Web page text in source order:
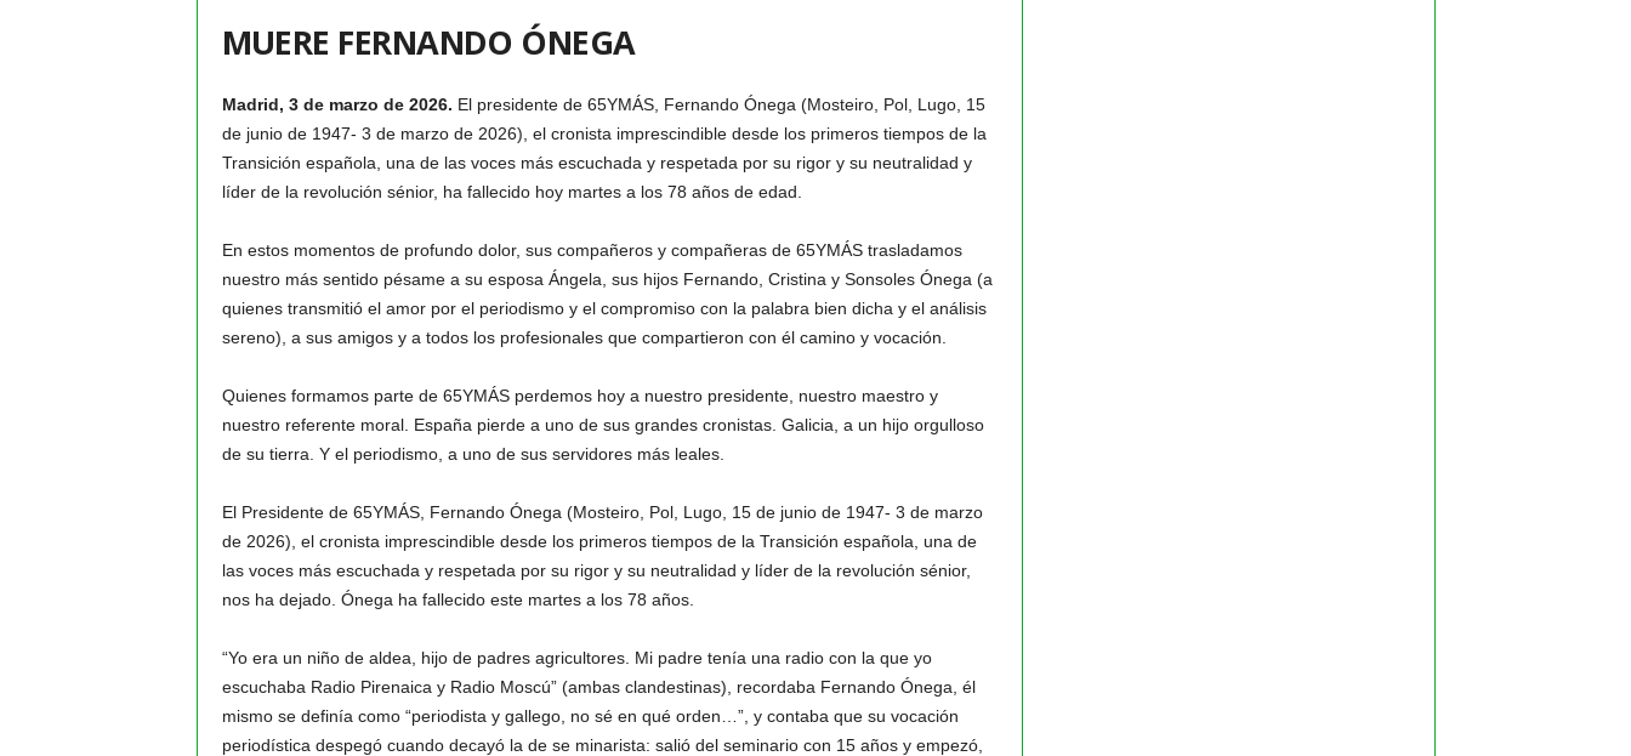
MUERE FERNANDO ÓNEGA
Madrid, 3 de marzo de 2026. El presidente de 65YMÁS, Fernando Ónega (Mosteiro, Pol, Lugo, 15
de junio de 1947- 3 de marzo de 2026), el cronista imprescindible desde los primeros tiempos de la
Transición española, una de las voces más escuchada y respetada por su rigor y su neutralidad y
líder de la revolución sénior, ha fallecido hoy martes a los 78 años de edad.
En estos momentos de profundo dolor, sus compañeros y compañeras de 65YMÁS trasladamos
nuestro más sentido pésame a su esposa Ángela, sus hijos Fernando, Cristina y Sonsoles Ónega (a
quienes transmitió el amor por el periodismo y el compromiso con la palabra bien dicha y el análisis
sereno), a sus amigos y a todos los profesionales que compartieron con él camino y vocación.
Quienes formamos parte de 65YMÁS perdemos hoy a nuestro presidente, nuestro maestro y
nuestro referente moral. España pierde a uno de sus grandes cronistas. Galicia, a un hijo orgulloso
de su tierra. Y el periodismo, a uno de sus servidores más leales.
El Presidente de 65YMÁS, Fernando Ónega (Mosteiro, Pol, Lugo, 15 de junio de 1947- 3 de marzo
de 2026), el cronista imprescindible desde los primeros tiempos de la Transición española, una de
las voces más escuchada y respetada por su rigor y su neutralidad y líder de la revolución sénior,
nos ha dejado. Ónega ha fallecido este martes a los 78 años.
“Yo era un niño de aldea, hijo de padres agricultores. Mi padre tenía una radio con la que yo
escuchaba Radio Pirenaica y Radio Moscú” (ambas clandestinas), recordaba Fernando Ónega, él
mismo se definía como “periodista y gallego, no sé en qué orden…”, y contaba que su vocación
periodística despegó cuando decayó la de se minarista: salió del seminario con 15 años y empezó,